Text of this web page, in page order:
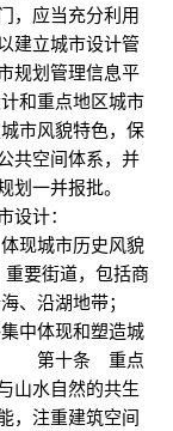
，应当充分利用
建立城市设计管
规划管理信息平
重点地区城市
风貌特色，保
共空间体系，并
一并报批。
市设计：
现城市历史风貌
街道，包括商
沿湖地带；
体现和塑造城
。 第十条 重点
山水自然的共生
，注重建筑空间